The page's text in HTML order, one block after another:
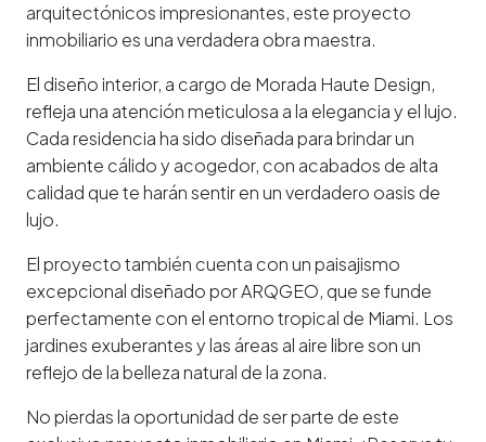
arquitectónicos impresionantes, este proyecto
inmobiliario es una verdadera obra maestra.
El diseño interior, a cargo de Morada Haute Design,
refleja una atención meticulosa a la elegancia y el lujo.
Cada residencia ha sido diseñada para brindar un
ambiente cálido y acogedor, con acabados de alta
calidad que te harán sentir en un verdadero oasis de
lujo.
El proyecto también cuenta con un paisajismo
excepcional diseñado por ARQGEO, que se funde
perfectamente con el entorno tropical de Miami. Los
jardines exuberantes y las áreas al aire libre son un
reflejo de la belleza natural de la zona.
No pierdas la oportunidad de ser parte de este